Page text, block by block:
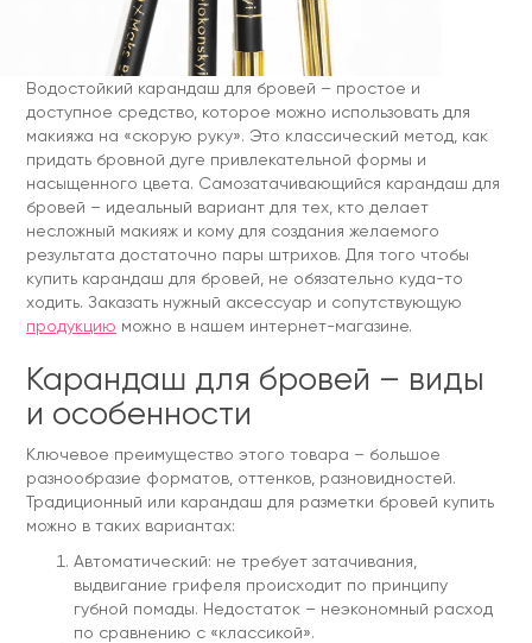
Водостойкий карандаш для бровей – простое и
доступное средство, которое можно использовать для
макияжа на «скорую руку». Это классический метод, как
придать бровной дуге привлекательной формы и
насыщенного цвета. Самозатачивающийся карандаш для
бровей – идеальный вариант для тех, кто делает
несложный макияж и кому для создания желаемого
результата достаточно пары штрихов. Для того чтобы
купить карандаш для бровей, не обязательно куда-то
ходить. Заказать нужный аксессуар и сопутствующую
продукцию можно в нашем интернет-магазине.
Карандаш для бровей – виды
и особенности
Ключевое преимущество этого товара – большое
разнообразие форматов, оттенков, разновидностей.
Традиционный или карандаш для разметки бровей купить
можно в таких вариантах:
Автоматический: не требует затачивания,
выдвигание грифеля происходит по принципу
губной помады. Недостаток – неэкономный расход
по сравнению с «классикой».